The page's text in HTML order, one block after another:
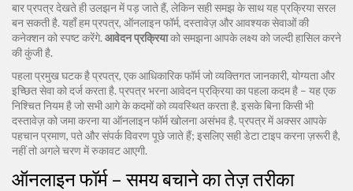
बार प्रपत्र देखते ही उलझन में पड़ जाते हैं, लेकिन सही समझ के साथ यह प्रक्रिया सरल
बन सकती है. यहाँ हम प्रपत्र, ऑनलाइन फॉर्म, दस्तावेज़ और आवश्यक सेवाओं की
कनेक्शन को स्पष्ट करेंगे. आवेदन प्रक्रियाको समझना आपके लक्ष्य को जल्दी हासिल करने
की कुंजी है.
पहला प्रमुख घटक हैप्रपत्र, एक आधिकारिक फॉर्म जो व्यक्तिगत जानकारी, योग्यता और
इच्छित सेवा को दर्ज करता है. प्रपत्र भरना आवेदन प्रक्रिया का पहला कदम है – यह एक
निश्चित नियम है जो सभी आगे के कदमों को व्यवस्थित करता है. इसके बिना किसी भी
दस्तावेज़ को जमा करना या ऑनलाइन फॉर्म खोलना असंभव है. प्रपत्र में अक्सर आपके
पहचान प्रमाण, पते और संपर्क विवरण पूछे जाते हैं; इसलिए सही डेटा टाइप करना ज़रूरी है,
नहीं तो अगले चरण में रुकावट आएगी.
ऑनलाइन फॉर्म – समय बचाने का तेज़ तरीका